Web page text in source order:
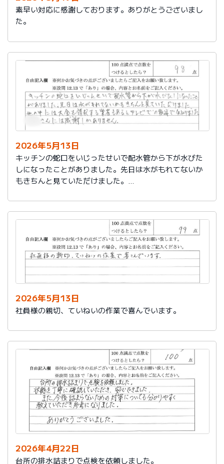
素早い対応に感謝しております。ありがとうございまし
た。
2026年5月13日
キッチンの蛇口をいじったせいで配水管から下が水びた
しになったことがありました。先日は水がもれてないか
もきちんと見ていただけました。
で知りました。
社員さんには感謝しかありません。
2026年5月13日
社員様の親切、ていねいの作業で喜んでいます。
2026年4月22日
台所の排水詰まりで点検を依頼しました。